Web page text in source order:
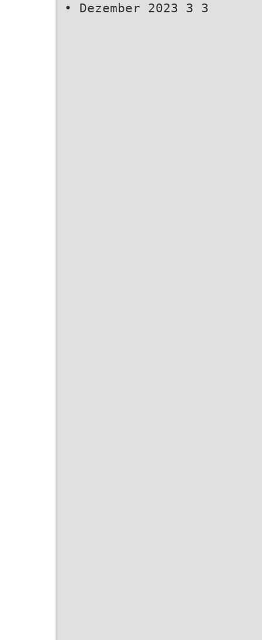
• Dezember 2023 3 3